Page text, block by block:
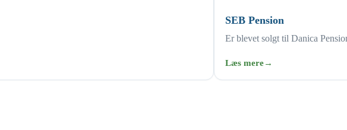
SEB Pension
Er blevet solgt til Danica
Læs mere→